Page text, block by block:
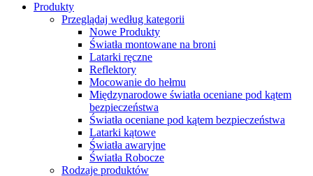
Produkty
Przeglądaj według kategorii
Nowe Produkty
Światła montowane na broni
Latarki ręczne
Reflektory
Mocowanie do hełmu
Międzynarodowe światła oceniane pod kątem
bezpieczeństwa
Światła oceniane pod kątem bezpieczeństwa
Latarki kątowe
Światła awaryjne
Światła Robocze
Rodzaje produktów